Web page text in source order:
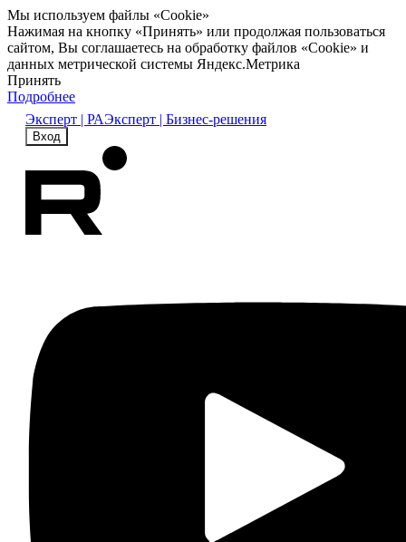
Мы используем файлы «Cookie»
Нажимая на кнопку «Принять» или продолжая пользоваться
сайтом, Вы соглашаетесь на обработку файлов «Cookie» и
данных метрической системы Яндекс.Метрика
Принять
Подробнее
Эксперт | РАЭксперт | Бизнес-решения
Вход